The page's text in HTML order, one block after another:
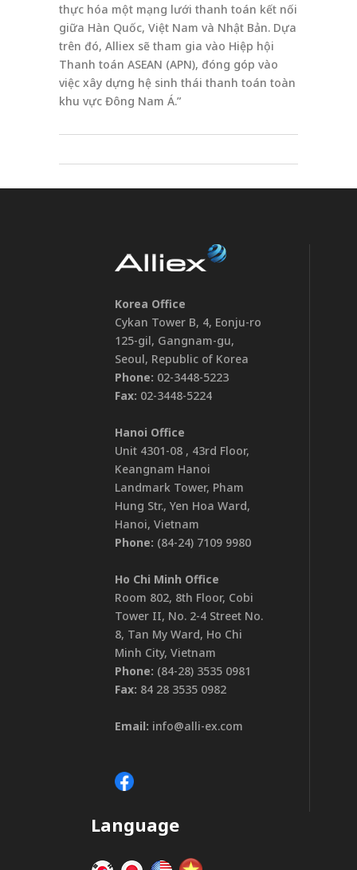
thực hóa một mạng lưới thanh toán kết nối
giữa Hàn Quốc, Việt Nam và Nhật Bản. Dựa
trên đó, Alliex sẽ tham gia vào Hiệp hội
Thanh toán ASEAN (APN), đóng góp vào
việc xây dựng hệ sinh thái thanh toán toàn
khu vực Đông Nam Á.”
Korea Office
Cykan Tower B, 4, Eonju-ro
125-gil, Gangnam-gu,
Seoul, Republic of Korea
Phone: 02-3448-5223
Fax: 02-3448-5224
Hanoi Office
Unit 4301-08 , 43rd Floor,
Keangnam Hanoi
Landmark Tower, Pham
Hung Str., Yen Hoa Ward,
Hanoi, Vietnam
Phone: (84-24) 7109 9980
Ho Chi Minh Office
Room 802, 8th Floor, Cobi
Tower II, No. 2-4 Street No.
8, Tan My Ward, Ho Chi
Minh City, Vietnam
Phone: (84-28) 3535 0981
Fax: 84 28 3535 0982
Email: info@alli-ex.com
Language